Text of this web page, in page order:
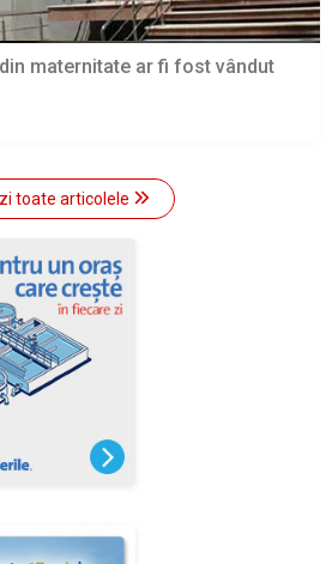
maternitate ar fi fost vândut
toate articolele